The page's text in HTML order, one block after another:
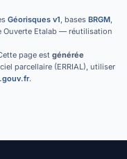
Géorisques v1, bases BRGM,
Ouverte Etalab — réutilisation
page est générée
parcellaire (ERRIAL), utiliser
.